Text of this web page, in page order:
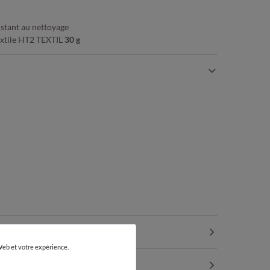
au nettoyage
HT2 TEXTIL 30 g
et votre expérience.